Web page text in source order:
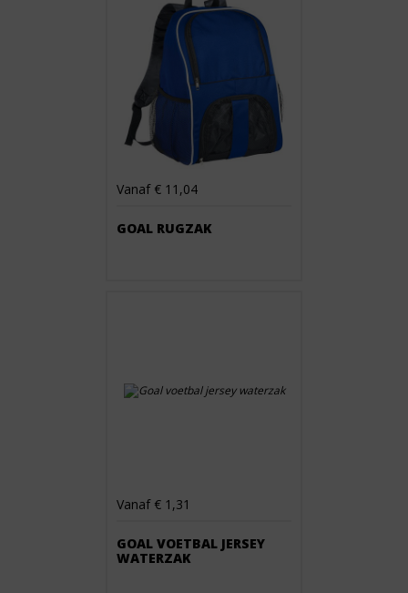
Vanaf € 11,04
GOAL RUGZAK
Vanaf € 1,31
GOAL VOETBAL JERSEY
WATERZAK